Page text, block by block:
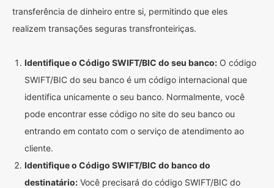
transferência de dinheiro entre si, permitindo que eles
realizem transações seguras transfronteiriças.
Identifique o Código SWIFT/BIC do seu banco: O código
SWIFT/BIC do seu banco é um código internacional que
identifica unicamente o seu banco. Normalmente, você
pode encontrar esse código no site do seu banco ou
entrando em contato com o serviço de atendimento ao
cliente.
Identifique o Código SWIFT/BIC do banco do
destinatário: Você precisará do código SWIFT/BIC do